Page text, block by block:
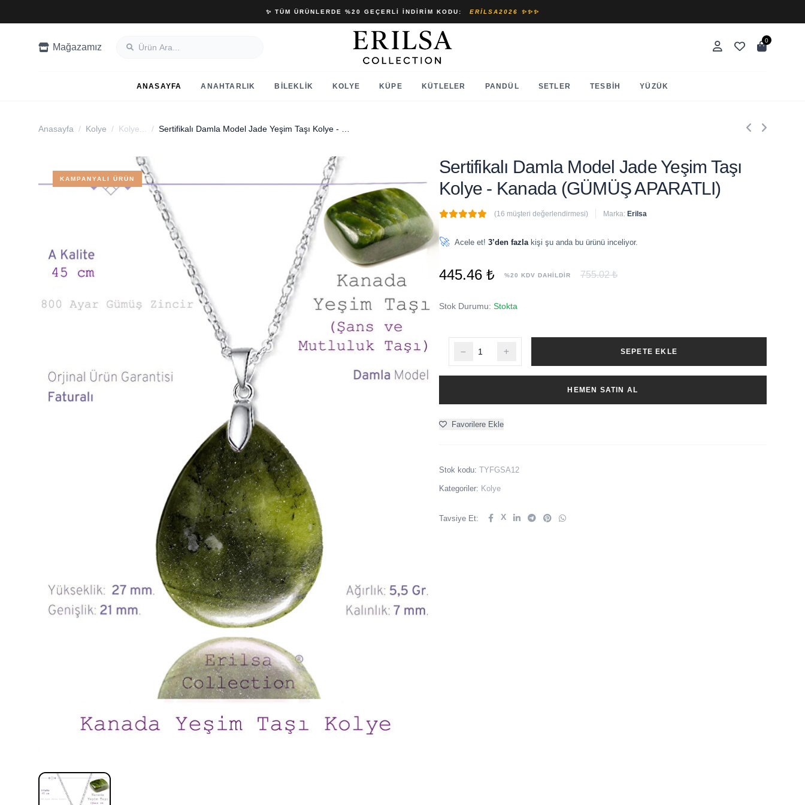
✨ TÜM ÜRÜNLERDE %20 GEÇERLI İNDIRIM KODU: ERILSA2026 ✨✨✨
Mağazamız
0
ANASAYFA ANAHTARLIK BILEKLIK KOLYE KÜPE KÜTLELER PANDÜL SETLER TESBIH YÜZÜK
Anasayfa / Kolye / Kolye... /
KAMPANYALI ÜRÜN
Sertifikalı Damla Model Jade Yeşim Taşı
Kolye - Kanada (GÜMÜŞ APARATLI)
(16 müşteri değerlendirmesi) Marka: Erilsa
🚀 Acele et! 3’den fazlakişi şu anda bu ürünü inceliyor.
445.46 ₺ %20 KDV DAHİLDİR 755.02 ₺
Stok Durumu: Stokta
SEPETE EKLE
HEMEN SATIN AL
Favorilere Ekle
Stok kodu: TYFGSA12
Kategoriler: Kolye
Tavsiye Et: X